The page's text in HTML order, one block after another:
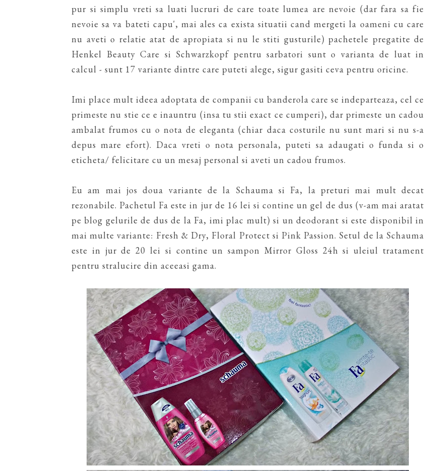
pur si simplu vreti sa luati lucruri de care toate lumea are nevoie (dar fara sa fie
nevoie sa va bateti capu', mai ales ca exista situatii cand mergeti la oameni cu care
nu aveti o relatie atat de apropiata si nu le stiti gusturile) pachetele pregatite de
Henkel Beauty Care si Schwarzkopf pentru sarbatori sunt o varianta de luat in
calcul - sunt 17 variante dintre care puteti alege, sigur gasiti ceva pentru oricine.
Imi place mult ideea adoptata de companii cu banderola care se indeparteaza, cel ce
primeste nu stie ce e inauntru (insa tu stii exact ce cumperi), dar primeste un cadou
ambalat frumos cu o nota de eleganta (chiar daca costurile nu sunt mari si nu s-a
depus mare efort). Daca vreti o nota personala, puteti sa adaugati o funda si o
eticheta/ felicitare cu un mesaj personal si aveti un cadou frumos.
Eu am mai jos doua variante de la Schauma si Fa, la preturi mai mult decat
rezonabile. Pachetul Fa este in jur de 16 lei si contine un gel de dus (v-am mai aratat
pe blog gelurile de dus de la Fa, imi plac mult) si un deodorant si este disponibil in
mai multe variante: Fresh & Dry, Floral Protect si Pink Passion. Setul de la Schauma
este in jur de 20 lei si contine un sampon Mirror Gloss 24h si uleiul tratament
pentru stralucire din aceeasi gama.